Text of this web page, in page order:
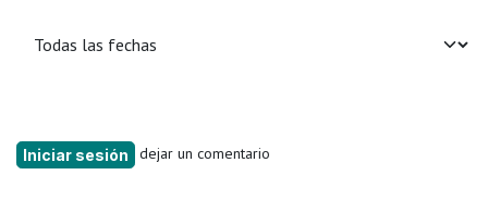
Iniciar sesión dejar un comentario